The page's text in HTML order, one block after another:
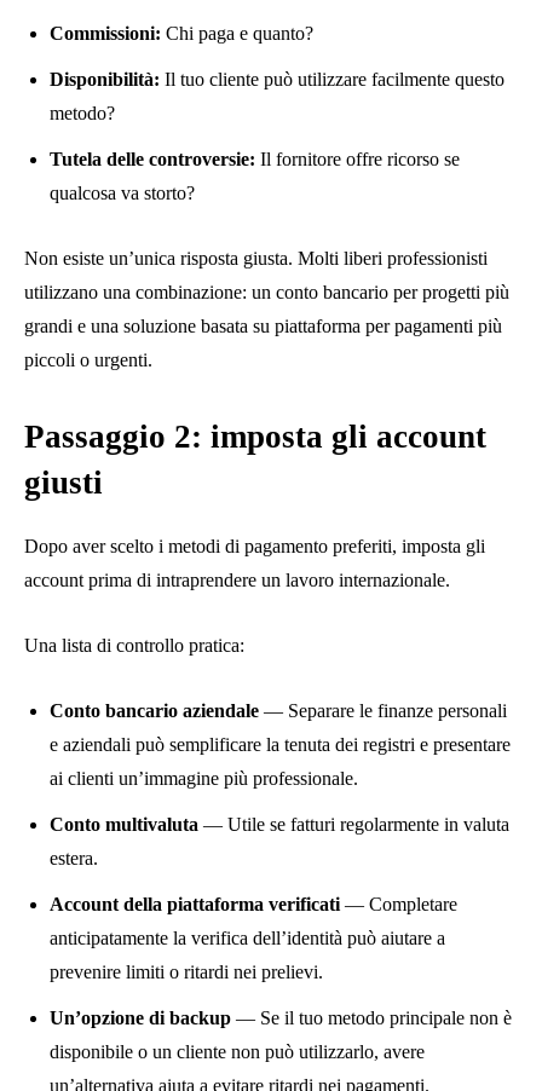
Commissioni: Chi paga e quanto?
Disponibilità: Il tuo cliente può utilizzare facilmente questo
metodo?
Tutela delle controversie: Il fornitore offre ricorso se
qualcosa va storto?
Non esiste un’unica risposta giusta. Molti liberi professionisti
utilizzano una combinazione: un conto bancario per progetti più
grandi e una soluzione basata su piattaforma per pagamenti più
piccoli o urgenti.
Passaggio 2: imposta gli account
giusti
Dopo aver scelto i metodi di pagamento preferiti, imposta gli
account prima di intraprendere un lavoro internazionale.
Una lista di controllo pratica:
Conto bancario aziendale — Separare le finanze personali
e aziendali può semplificare la tenuta dei registri e presentare
ai clienti un’immagine più professionale.
Conto multivaluta — Utile se fatturi regolarmente in valuta
estera.
Account della piattaforma verificati — Completare
anticipatamente la verifica dell’identità può aiutare a
prevenire limiti o ritardi nei prelievi.
Un’opzione di backup — Se il tuo metodo principale non è
disponibile o un cliente non può utilizzarlo, avere
un’alternativa aiuta a evitare ritardi nei pagamenti.